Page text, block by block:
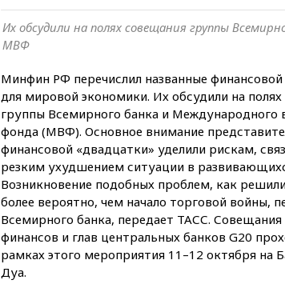
Их обсудили на полях совещания группы
МВФ
Минфин РФ перечислил названные
для мировой экономики. Их обсудили на
группы Всемирного банка и Международного
фонда (МВФ). Основное внимание
финансовой «двадцатки» уделили рискам,
резким ухудшением ситуации в
Возникновение подобных проблем, как
более вероятно, чем начало торговой войны,
Всемирного банка, передает ТАСС.
финансов и глав центральных банков G20
рамках этого мероприятия 11–12 октября на
Дуа.